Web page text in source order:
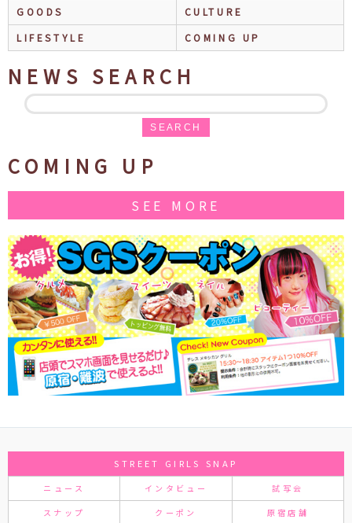
GOODS
CULTURE
LIFESTYLE
COMING UP
NEWS SEARCH
SEARCH
COMING UP
SEE MORE
STREET GIRLS SNAP
ニュース インタビュー 試写会
スナップ クーポン 原宿店舗